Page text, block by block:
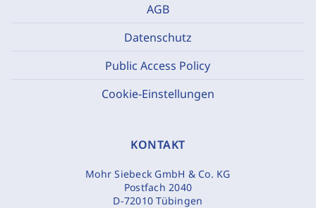
AGB
Datenschutz
Public Access Policy
Cookie-Einstellungen
KONTAKT
Mohr Siebeck GmbH & Co. KG
Postfach 2040
D-72010 Tübingen